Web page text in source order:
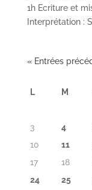
1h Ecriture et
Interprétation :
« Entrées
L M
3
4
10
11
17
18
24
25